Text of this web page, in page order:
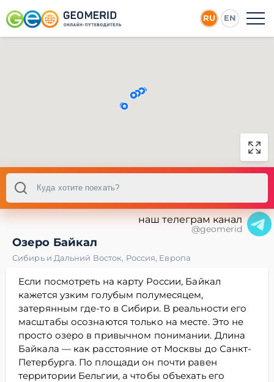
RU EN
наш телеграм канал
@geomerid
Озеро Байкал
Сибирь и Дальний Восток, Россия, Европа
Если посмотреть на карту России, Байкал
кажется узким голубым полумесяцем,
затерянным где-то в Сибири. В реальности его
масштабы осознаются только на месте. Это не
просто озеро в привычном понимании. Длина
Байкала — как расстояние от Москвы до Санкт-
Петербурга. По площади он почти равен
территории Бельгии, а чтобы объехать его